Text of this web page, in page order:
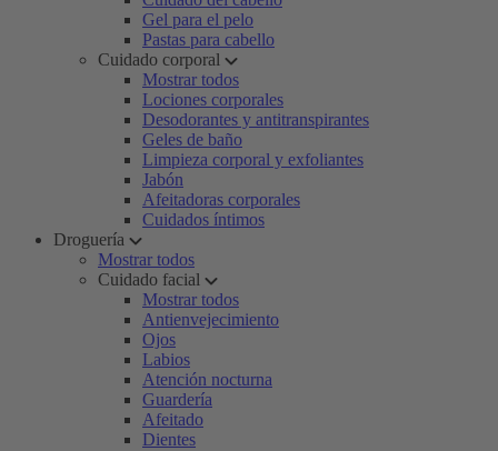
Gel para el pelo
Pastas para cabello
Cuidado corporal
Mostrar todos
Lociones corporales
Desodorantes y antitranspirantes
Geles de baño
Limpieza corporal y exfoliantes
Jabón
Afeitadoras corporales
Cuidados íntimos
Droguería
Mostrar todos
Cuidado facial
Mostrar todos
Antienvejecimiento
Ojos
Labios
Atención nocturna
Guardería
Afeitado
Dientes